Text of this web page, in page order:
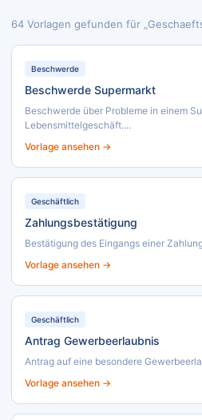
64 Vorlagen gefunden für
Beschwerde
Beschwerde Supermarkt
Beschwerde über Probleme in einem
Lebensmittelgeschäft....
Vorlage ansehen →
Geschäftlich
Zahlungsbestätigung
Bestätigung des Eingangs einer
Vorlage ansehen →
Geschäftlich
Antrag Gewerbeerlaubnis
Antrag auf eine besondere
Vorlage ansehen →